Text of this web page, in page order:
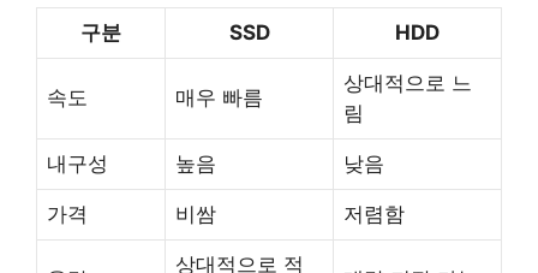
구분 SSD HDD
속도 매우 빠름
상대적으로 느
림
내구성 높음 낮음
가격 비쌈 저렴함
상대적으로 적